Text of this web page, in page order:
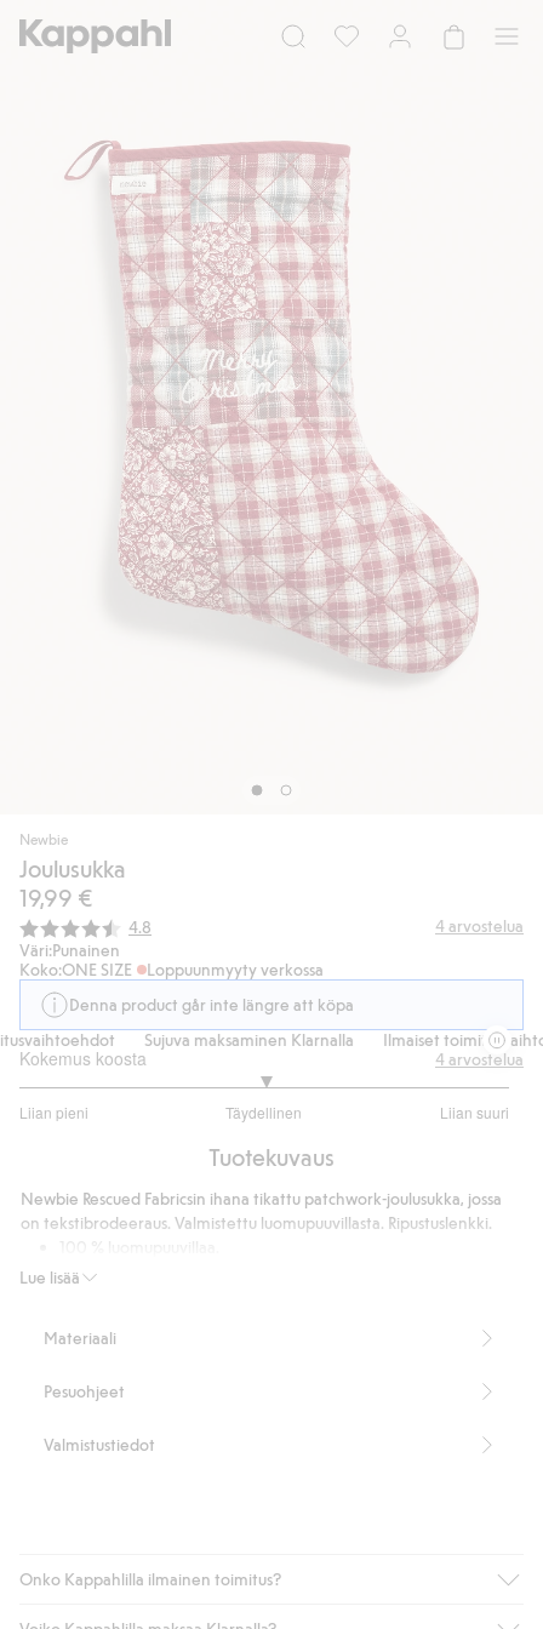
Newbie
Joulusukka
19,99 €
Keskimääräinen luokitus:
4.8 4arvostelua
Väri:Punainen
Koko:ONE SIZE
Loppuunmyyty verkossa
Denna product går inte längre att köpa
Sujuva maksaminen Klarnalla Ilmaiset
Kokemus koosta
Liian pieni Täydellinen Liian suuri
/
ääneen
4arvostelua
Tuotekuvaus
Lue lisää
Newbie Rescued Fabricsin ihana tikattu patchwork-joulusukka, jossa
on tekstibrodeeraus. Valmistettu luomupuuvillasta. Ripustuslenkki.
Tuotenumero
Materiaali
Pesuohjeet
Valmistustiedot
Onko Kappahlilla ilmainen toimitus?